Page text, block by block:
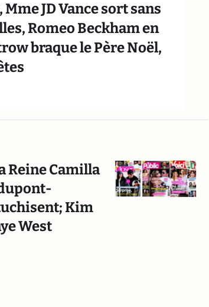
JD Vance sort sans
Romeo Beckham en
braque le Père Noël,
Reine Camilla
Kim
West